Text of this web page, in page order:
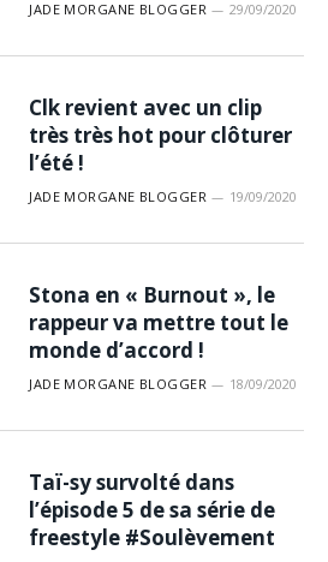
JADE MORGANE BLOGGER 29/09/2020
Clk revient avec un clip
très très hot pour clôturer
l’été !
JADE MORGANE BLOGGER 19/09/2020
Stona en « Burnout », le
rappeur va mettre tout le
monde d’accord !
JADE MORGANE BLOGGER 18/09/2020
Taï-sy survolté dans
l’épisode 5 de sa série de
freestyle #Soulèvement